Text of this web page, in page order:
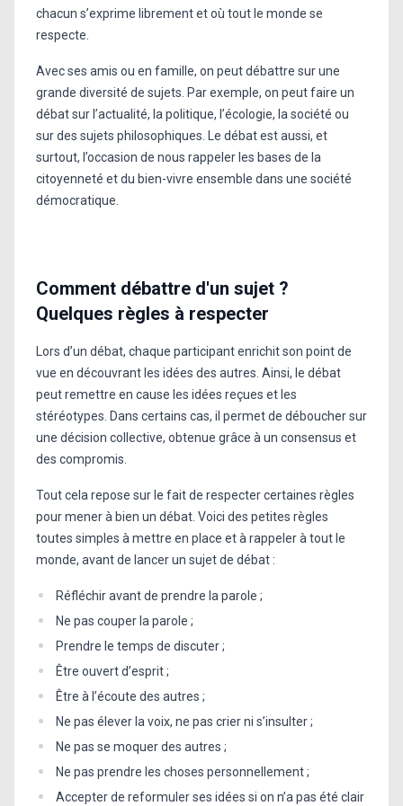
chacun s’exprime librement et où tout le monde se
respecte.
Avec ses amis ou en famille, on peut débattre sur une
grande diversité de sujets. Par exemple, on peut faire un
débat sur l’actualité, la politique, l’écologie, la société ou
sur des sujets philosophiques. Le débat est aussi, et
surtout, l’occasion de nous rappeler les bases de la
citoyenneté et du bien-vivre ensemble dans une société
démocratique.
Comment débattre d'un sujet ?
Quelques règles à respecter
Lors d’un débat, chaque participant enrichit son point de
vue en découvrant les idées des autres. Ainsi, le débat
peut remettre en cause les idées reçues et les
stéréotypes. Dans certains cas, il permet de déboucher sur
une décision collective, obtenue grâce à un consensus et
des compromis.
Tout cela repose sur le fait de respecter certaines règles
pour mener à bien un débat. Voici des petites règles
toutes simples à mettre en place et à rappeler à tout le
monde, avant de lancer un sujet de débat :
Réfléchir avant de prendre la parole ;
Ne pas couper la parole ;
Prendre le temps de discuter ;
Être ouvert d’esprit ;
Être à l’écoute des autres ;
Ne pas élever la voix, ne pas crier ni s’insulter ;
Ne pas se moquer des autres ;
Ne pas prendre les choses personnellement ;
Accepter de reformuler ses idées si on n’a pas été clair